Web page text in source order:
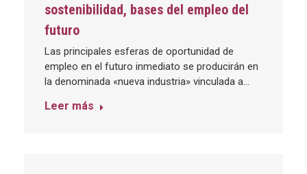
sostenibilidad, bases del empleo del
futuro
Las principales esferas de oportunidad de
empleo en el futuro inmediato se producirán en
la denominada «nueva industria» vinculada a…
Leer más